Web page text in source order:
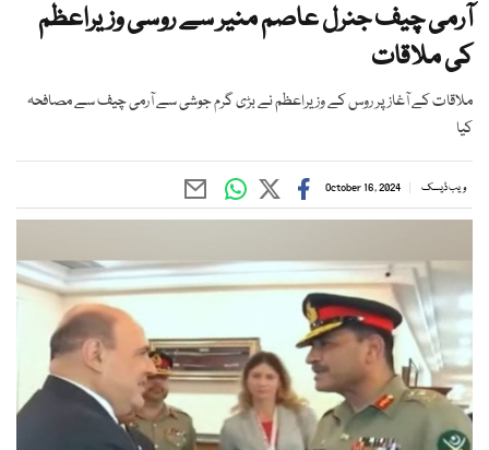
آرمی چیف جنرل عاصم منیر سے روسی وزیراعظم
کی ملاقات
ملاقات کے آغاز پر روس کے وزیراعظم نے بڑی گرم جوشی سے آرمی چیف سے مصافحہ
کیا
ویب ڈیسک October 16, 2024